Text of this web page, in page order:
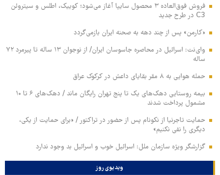
فروش فوق‌العاده ۳ محصول سایپا آغاز می‌شود؛ کوییک، اطلس و سیتروئن
C3 در طرح جدید
«کارمن» پس از چند دهه به صحنه ایران بازمی‌گردد
وای‌نت: اسرائیل در محاصره جاسوسان ایران/ از نوجوان ۱۳ ساله تا پیرمرد ۷۲
ساله
حمله هوایی به ۸ مقر بقایای داعش در کرکوک عراق
بیمه روستایی دهک‌های یک تا پنج تهران رایگان ماند / دهک‌های ۶ تا ۱۰
مشمول پرداخت شدند
حمایت تاجرنیا از نکونام پس از حضور در تراکتور / «برای حمایت از یکی،
دیگری را نفی نکنیم»
گزارشگر ویژه سازمان ملل: اسرائیل خوب و اسرائیل بد وجود ندارد
ویدیوی روز